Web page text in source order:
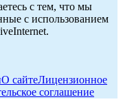
с тем, что мы
с использованием
О сайтеЛицензионное
соглашение